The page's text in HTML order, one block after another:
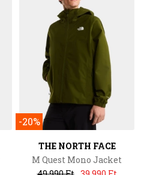
-20%
THE NORTH FACE
M Quest Mono Jacket